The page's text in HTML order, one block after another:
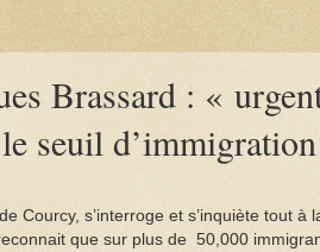
Brassard : «
seuil
Courcy, s’interroge et s’inquiète tout à
que sur plus de 50,000